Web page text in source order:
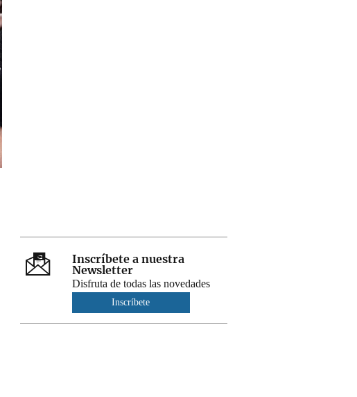
Inscríbete a nuestra
Newsletter
Disfruta de todas las novedades
Inscríbete